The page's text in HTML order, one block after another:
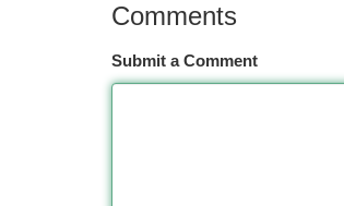
Comments
Submit a Comment